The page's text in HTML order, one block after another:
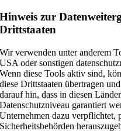
Hinweis zur
Drittstaaten
Wir verwenden unter anderem
USA oder sonstigen
Wenn diese Tools aktiv sind,
diese Drittstaaten übertragen
darauf hin, dass in diesen
Datenschutzniveau garantiert
Unternehmen dazu verpflichtet,
Sicherheitsbehörden